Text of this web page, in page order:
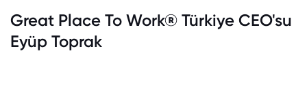
Great Place To Work® Türkiye CEO'su
Eyüp Toprak